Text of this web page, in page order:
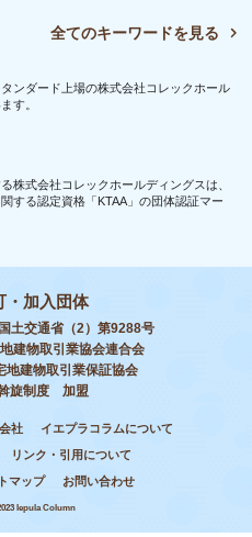
全てのキーワードを見る
ンダード上場の株式会社コレックホール
す。
株式会社コレックホールディングスは、
する認定資格「KTAA」の団体認証マー
・加入団体
土交通省（2）第9288号
建物取引業協会連合会
地建物取引業保証協会
旋制度 加盟
社
イエプラコラムについて
リンク・引用について
マップ お問い合わせ
Iepula Column